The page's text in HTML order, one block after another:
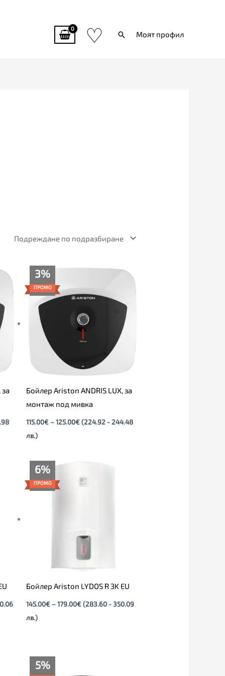
♡ ТърсиМоят профил
за
3%
ПРОМО
Бойлер Ariston ANDRIS LUX, за
монтаж под мивка
115.00€ – 125.00€
Price
through
(224.92 - 244.48
лв.)
6%
ПРОМО
Бойлер Ariston LYDOS R 3K EU
145.00€ – 179.00€
145.00€
(283.60 - 350.09
лв.)
5%